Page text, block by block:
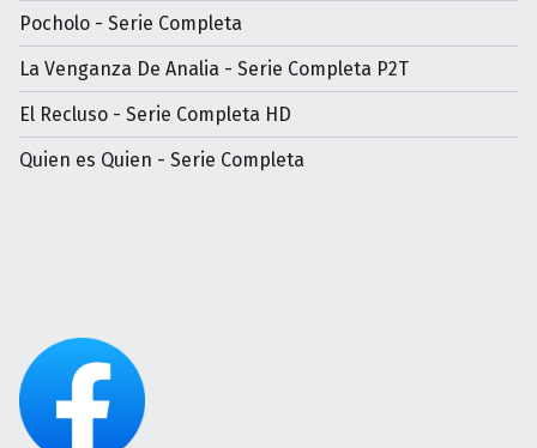
Pocholo - Serie Completa
La Venganza De Analia - Serie Completa P2T
El Recluso - Serie Completa HD
Quien es Quien - Serie Completa